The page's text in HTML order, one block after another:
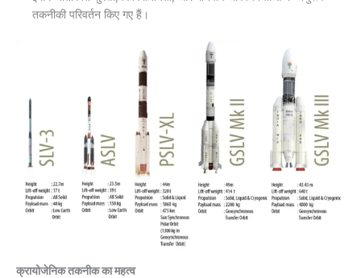
तकनीकी परिवर्तन किए गए हैं।
क्रायोजेनिक तकनीक का महत्व